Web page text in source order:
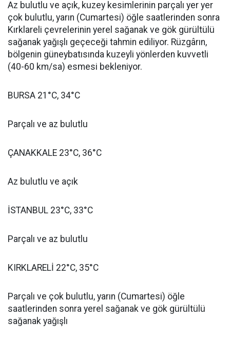
Az bulutlu ve açık, kuzey kesimlerinin parçalı yer yer
çok bulutlu, yarın (Cumartesi) öğle saatlerinden sonra
Kırklareli çevrelerinin yerel sağanak ve gök gürültülü
sağanak yağışlı geçeceği tahmin ediliyor. Rüzgârın,
bölgenin güneybatısında kuzeyli yönlerden kuvvetli
(40-60 km/sa) esmesi bekleniyor.
BURSA 21°C, 34°C
Parçalı ve az bulutlu
ÇANAKKALE 23°C, 36°C
Az bulutlu ve açık
İSTANBUL 23°C, 33°C
Parçalı ve az bulutlu
KIRKLARELİ 22°C, 35°C
Parçalı ve çok bulutlu, yarın (Cumartesi) öğle
saatlerinden sonra yerel sağanak ve gök gürültülü
sağanak yağışlı